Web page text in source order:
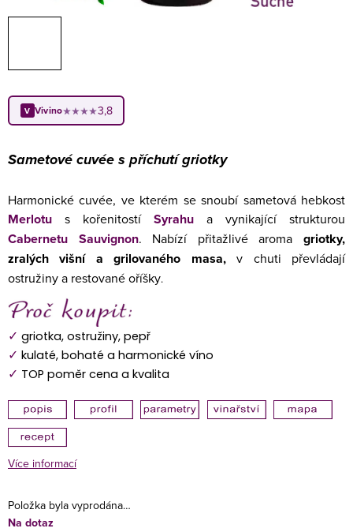
V Vivino★★★★3,8
Sametové cuvée s příchutí griotky
Harmonické cuvée, ve kterém se snoubí sametová hebkost
Merlotu s kořenitostí Syrahu a vynikající strukturou
Cabernetu Sauvignon. Nabízí přitažlivé aromagriotky,
zralých višní a grilovaného masa,v chuti převládají
ostružiny a restované oříšky.
✓ griotka, ostružiny, pepř
✓ kulaté, bohaté a harmonické víno
✓ TOP poměr cena a kvalita
Více informací
Položka byla vyprodána…
Na dotaz